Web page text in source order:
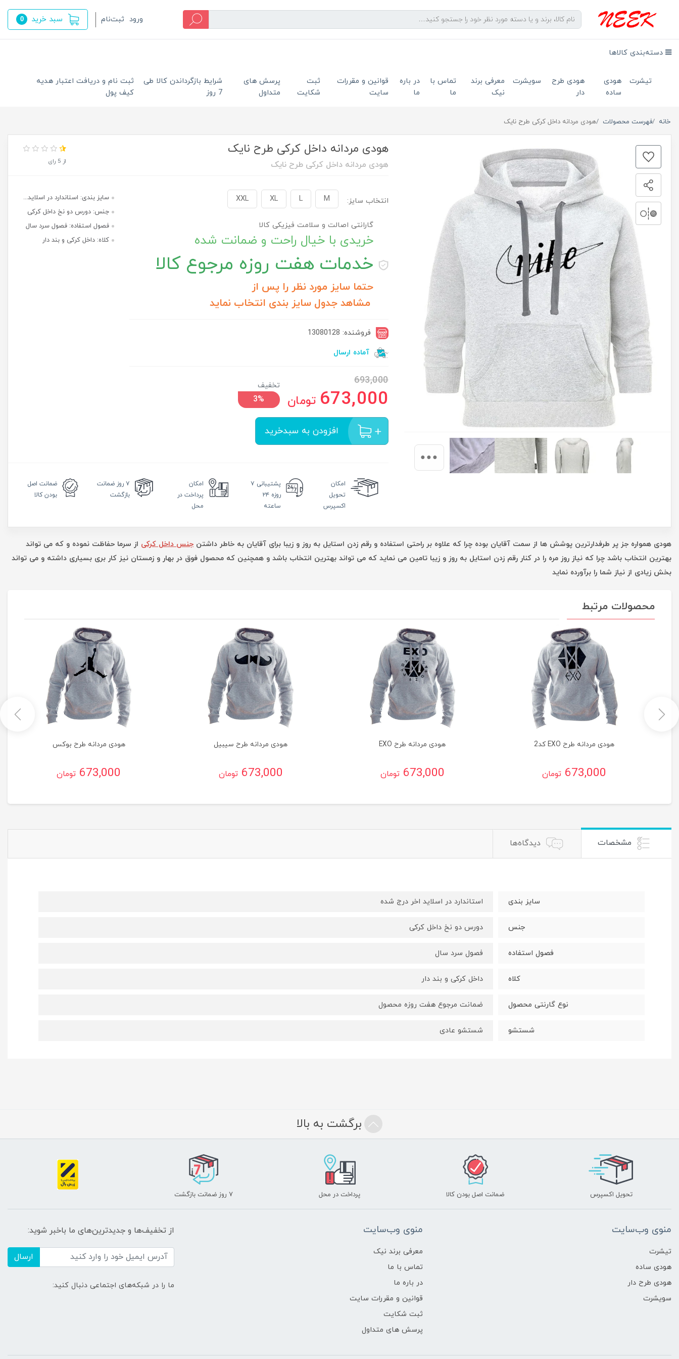
ورود ثبت‌نام سبد خرید 0
دسته‌بندی کالاها
تیشرت
هودی
ساده
هودی طرح
دار
سویشرت
معرفی برند
نیک
تماس با
ما
در باره
ما
قوانین و مقررات
سایت
ثبت
شکایت
پرسش های
متداول
شرایط بازگرداندن کالا طی
7 روز
ثبت نام و دریافت اعتبار هدیه
کیف پول
خانه فهرست محصولات هودی مردانه داخل کرکی طرح نایک
هودی مردانه داخل کرکی طرح نایک
هودی مردانه داخل کرکی طرح نایک از 5 رای
انتخاب سایز: M
L
XL
XXL
گارانتی اصالت و سلامت فیزیکی کالا
خریدی با خیال راحت و ضمانت شده
خدمات هفت روزه مرجوع کالا
حتما سایز مورد نظر را پس از
مشاهد جدول سایز بندی انتخاب نماید
فروشنده: 13080128
آماده ارسال
693,000
673,000 تومان
تخفیف
3%
افزودن به سبدخرید
سایز بندی: استاندارد در اسلاید...
جنس: دورس دو نخ داخل کرکی
فصول استفاده: فصول سرد سال
کلاه: داخل کرکی و بند دار
امکان
تحویل
اکسپرس
پشتیبانی ۷
روزه ۲۴
ساعته
امکان
پرداخت در
محل
۷ روز
ضمانت
بازگشت
ضمانت اصل
بودن کالا
هودی همواره جز پر طرفدارترین پوشش ها از سمت آقایان بوده چرا که علاوه بر راحتی استفاده و رقم زدن استایل به روز و زیبا برای آقایان به خاطر داشتن جنس داخل کرکی از سرما حفاظت نموده و که می تواند
بهترین انتخاب باشد چرا که نیاز روز مره را در کنار رقم زدن استایل به روز و زیبا تامین می نماید که می تواند بهترین انتخاب باشد و همچنین که محصول فوق در بهار و زمستان نیز کار بری بسیاری داشته و می تواند
بخش زیادی از نیاز شما را برآورده نماید
محصولات مرتبط
هودی مردانه طرح EXO کد2
673,000 تومان
هودی مردانه طرح EXO
673,000 تومان
هودی مردانه طرح سیبیل
673,000 تومان
هودی مردانه طرح بوکس
673,000 تومان
مشخصات دیدگاه‌ها
سایز بندی استاندارد در اسلاید اخر درج شده
جنس دورس دو نخ داخل کرکی
فصول استفاده فصول سرد سال
کلاه داخل کرکی و بند دار
نوع گارنتی محصول ضمانت مرجوع هفت روزه محصول
شستشو شستشو عادی
برگشت به بالا
تحویل اکسپرس ضمانت اصل بودن کالا پرداخت در محل ۷ روز ضمانت بازگشت
منوی وب‌سایت
تیشرت
هودی ساده
هودی طرح دار
سویشرت
منوی وب‌سایت
معرفی برند نیک
تماس با ما
در باره ما
قوانین و مقررات سایت
ثبت شکایت
پرسش های متداول
از تخفیف‌ها و جدیدترین‌های ما باخبر شوید:
ارسال
ما را در شبکه‌های اجتماعی دنبال کنید: